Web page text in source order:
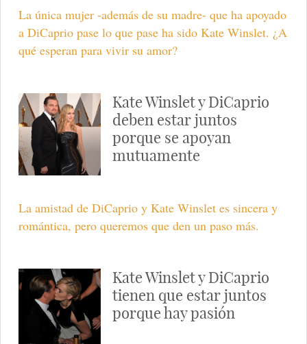
La única mujer -además de su madre- que ha apoyado
a DiCaprio pase lo que pase ha sido Kate Winslet. ¿A
qué esperan para vivir su amor?
Kate Winslet y DiCaprio
deben estar juntos
porque se apoyan
mutuamente
La amistad de DiCaprio y Kate Winslet es sincera y
romántica, pero queremos que den un paso más.
Kate Winslet y DiCaprio
tienen que estar juntos
porque hay pasión